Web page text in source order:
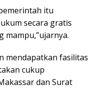
itu
secara gratis
mampu,”ujarnya.
mendapatkan fasilitas
cukup
dan Surat